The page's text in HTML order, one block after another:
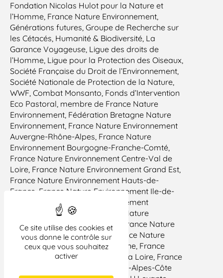
Ce site utilise des cookies et
vous donne le contrôle sur
ceux que vous souhaitez
activer
Fondation Nicolas Hulot pour la Nature et
l’Homme, France Nature Environnement,
Générations futures, Groupe de Recherche sur
les Cétacés, Humanité & Biodiversité, La
Garance Voyageuse, Ligue des droits de
l’Homme, Ligue pour la Protection des Oiseaux,
Société Française du Droit de l’Environnement,
Société Nationale de Protection de la Nature,
WWF, Combat Monsanto, Fonds d’Intervention
Eco Pastoral, membre de France Nature
Environnement, Fédération Bretagne Nature
Environnement, France Nature Environnement
Auvergne-Rhône-Alpes, France Nature
Environnement Bourgogne-Franche-Comté,
France Nature Environnement Centre-Val de
Loire, France Nature Environnement Grand Est,
France Nature Environnement Hauts-de-
France, France Nature Environnement Ile-de-
France, France Nature Environnement
Languedoc-Roussillon, France Nature
Environnement Midi-Pyrénées, France Nature
Environnement Normandie, France Nature
Environnement Nouvelle-Aquitaine, France
Nature Environnement Pays de la Loire, France
Nature Environnement Provence-Alpes-Côte